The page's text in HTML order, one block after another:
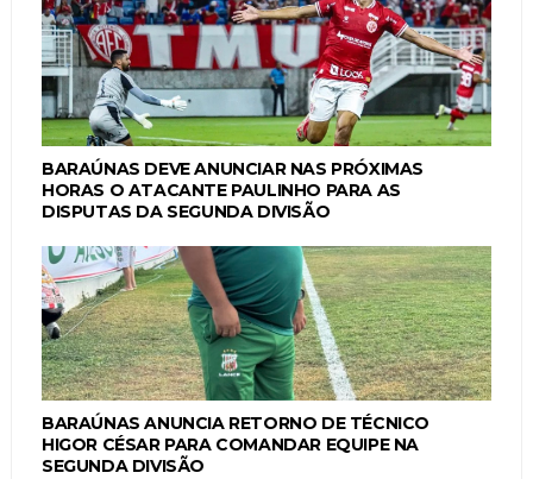
BARAÚNAS DEVE ANUNCIAR NAS PRÓXIMAS
HORAS O ATACANTE PAULINHO PARA AS
DISPUTAS DA SEGUNDA DIVISÃO
BARAÚNAS ANUNCIA RETORNO DE TÉCNICO
HIGOR CÉSAR PARA COMANDAR EQUIPE NA
SEGUNDA DIVISÃO